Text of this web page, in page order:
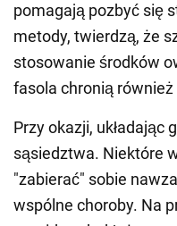
pomagają pozbyć się
metody, twierdzą, że
stosowanie środków
fasola chronią
Przy okazji, układając
sąsiedztwa. Niektóre
"zabierać" sobie
wspólne choroby. Na